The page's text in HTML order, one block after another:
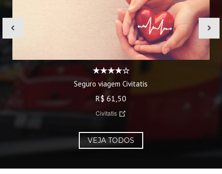
Seguro viagem Civitatis
R$ 61,50
Civitatis
‹ ›
VEJA TODOS